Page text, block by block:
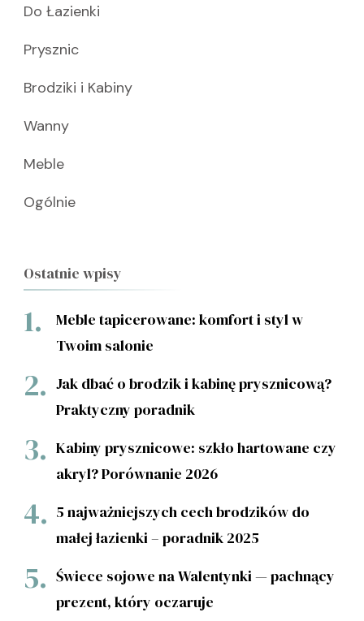
Do Łazienki
Prysznic
Brodziki i Kabiny
Wanny
Meble
Ogólnie
Ostatnie wpisy
Meble tapicerowane: komfort i styl w
Twoim salonie
Jak dbać o brodzik i kabinę prysznicową?
Praktyczny poradnik
Kabiny prysznicowe: szkło hartowane czy
akryl? Porównanie 2026
5 najważniejszych cech brodzików do
małej łazienki – poradnik 2025
Świece sojowe na Walentynki — pachnący
prezent, który oczaruje